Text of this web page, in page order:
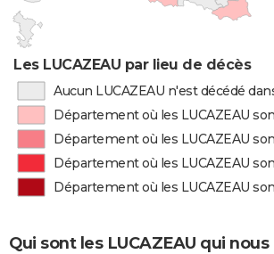
Les LUCAZEAU par lieu de décès
Aucun LUCAZEAU n'est décédé
Département où les LUCAZEAU
Département où les LUCAZEAU
Département où les LUCAZEAU
Département où les LUCAZEAU
Qui sont les LUCAZEAU qui